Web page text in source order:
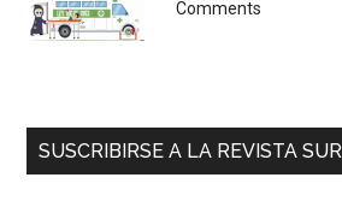
Comments
SUSCRIBIRSE A LA REVISTA SUR